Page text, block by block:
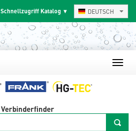
Schnellzugriff Katalog DEUTSCH
Verbinderfinder